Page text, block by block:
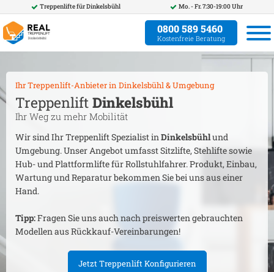
Treppenlifte fürDinkelsbühl Mo. - Fr. 7:30-19:00 Uhr
0800 589 5460
Kostenfreie Beratung
Ihr Treppenlift-Anbieter in Dinkelsbühl& Umgebung
Treppenlift Dinkelsbühl
Ihr Weg zu mehr Mobilität
Wir sind Ihr Treppenlift Spezialist inDinkelsbühlund
Umgebung. Unser Angebot umfasst Sitzlifte, Stehlifte sowie
Hub- und Plattformlifte für Rollstuhlfahrer. Produkt, Einbau,
Wartung und Reparatur bekommen Sie bei uns aus einer
Hand.
Tipp:Fragen Sie uns auch nach preiswerten gebrauchten
Modellen aus Rückkauf-Vereinbarungen!
Jetzt Treppenlift Konfigurieren